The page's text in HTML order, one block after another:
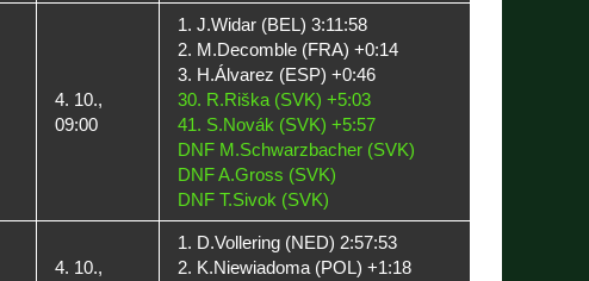
4. 10.,
09:00
1. J.Widar (BEL) 3:11:58
2. M.Decomble (FRA) +0:14
3. H.Álvarez (ESP) +0:46
30. R.Riška (SVK) +5:03
41. S.Novák (SVK) +5:57
DNF M.Schwarzbacher (SVK)
DNF A.Gross (SVK)
DNF T.Sivok (SVK)
4. 10.,
1. D.Vollering (NED) 2:57:53
2. K.Niewiadoma (POL) +1:18